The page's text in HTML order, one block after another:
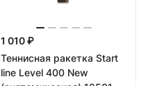
1 010 ₽
Теннисная ракетка Start
line Level 400 New